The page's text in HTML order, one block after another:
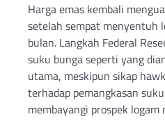
Harga emas kembali
setelah sempat menyentuh
bulan. Langkah Federal
suku bunga seperti yang
utama, meskipun sikap
terhadap pemangkasan
membayangi prospek logam